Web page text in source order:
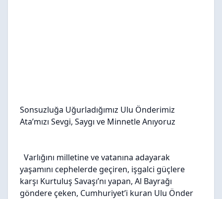
Sonsuzluğa Uğurladığımız Ulu Önderimiz
Ata’mızı Sevgi, Saygı ve Minnetle Anıyoruz
Varlığını milletine ve vatanına adayarak
yaşamını cephelerde geçiren, işgalci güçlere
karşı Kurtuluş Savaşı’nı yapan, Al Bayrağı
göndere çeken, Cumhuriyet’i kuran Ulu Önder